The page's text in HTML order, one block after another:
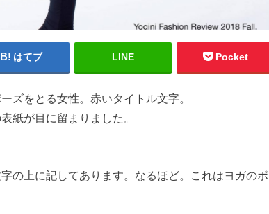
はてブ LINE Pocket
ズをとる女性。赤いタイトル文字。
紙が目に留まりました。
の上に記してあります。なるほど。これはヨガのポ